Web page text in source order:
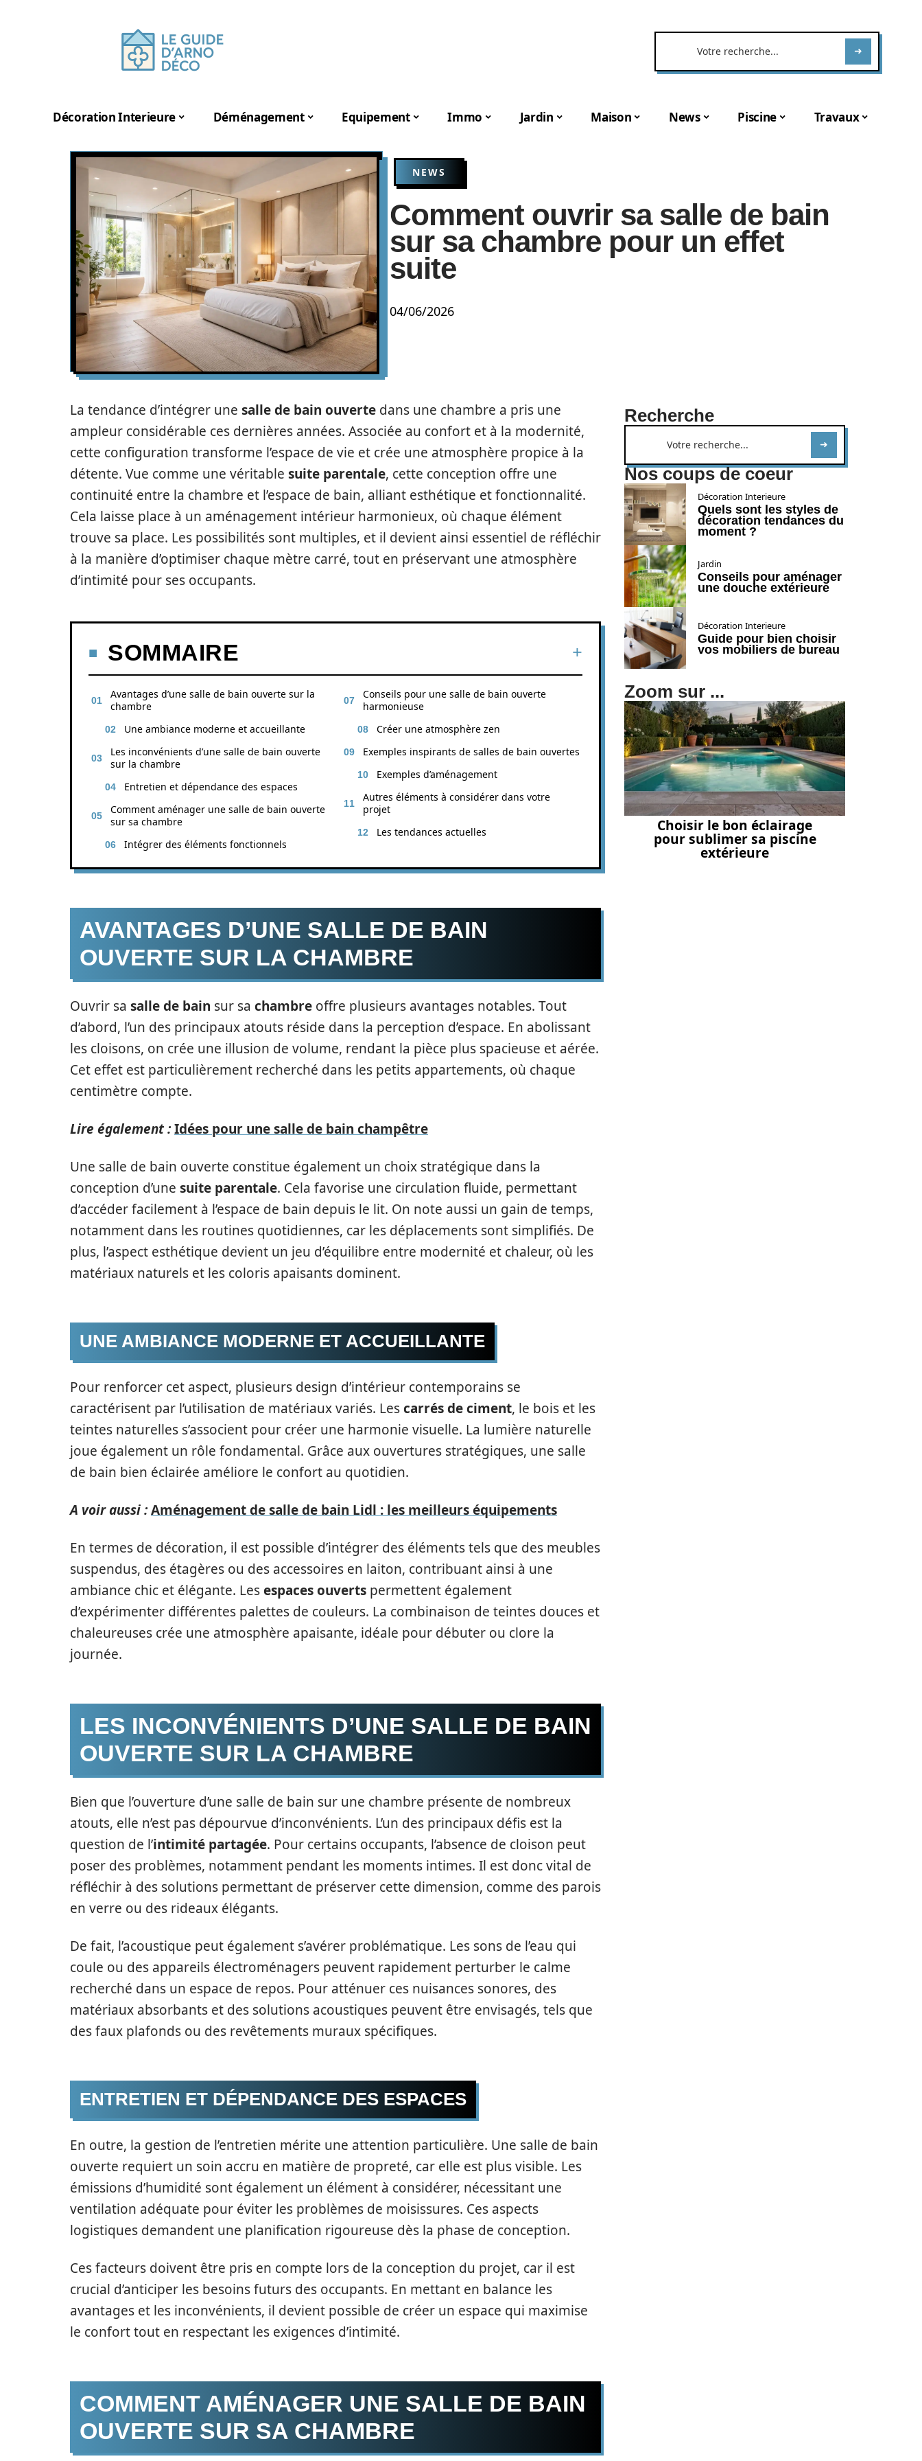
Décoration Interieure Déménagement Equipement Immo Jardin Maison News Piscine Travaux
NEWS
Comment ouvrir sa salle de bain
sur sa chambre pour un effet
suite
04/06/2026
La tendance d’intégrer une salle de bain ouverte dans une chambre a pris une
ampleur considérable ces dernières années. Associée au confort et à la modernité,
cette configuration transforme l’espace de vie et crée une atmosphère propice à la
détente. Vue comme une véritable suite parentale, cette conception offre une
continuité entre la chambre et l’espace de bain, alliant esthétique et fonctionnalité.
Cela laisse place à un aménagement intérieur harmonieux, où chaque élément
trouve sa place. Les possibilités sont multiples, et il devient ainsi essentiel de réfléchir
à la manière d’optimiser chaque mètre carré, tout en préservant une atmosphère
d’intimité pour ses occupants.
SOMMAIRE
Avantages d’une salle de bain ouverte sur la
chambre
Une ambiance moderne et accueillante
Les inconvénients d’une salle de bain ouverte
sur la chambre
Entretien et dépendance des espaces
Comment aménager une salle de bain ouverte
sur sa chambre
Intégrer des éléments fonctionnels
Conseils pour une salle de bain ouverte
harmonieuse
Créer une atmosphère zen
Exemples inspirants de salles de bain ouvertes
Exemples d’aménagement
Autres éléments à considérer dans votre
projet
Les tendances actuelles
AVANTAGES D’UNE SALLE DE BAIN
OUVERTE SUR LA CHAMBRE
Ouvrir sa salle de bain sur sa chambre offre plusieurs avantages notables. Tout
d’abord, l’un des principaux atouts réside dans la perception d’espace. En abolissant
les cloisons, on crée une illusion de volume, rendant la pièce plus spacieuse et aérée.
Cet effet est particulièrement recherché dans les petits appartements, où chaque
centimètre compte.
Lire également :Idées pour une salle de bain champêtre
Une salle de bain ouverte constitue également un choix stratégique dans la
conception d’une suite parentale. Cela favorise une circulation fluide, permettant
d’accéder facilement à l’espace de bain depuis le lit. On note aussi un gain de temps,
notamment dans les routines quotidiennes, car les déplacements sont simplifiés. De
plus, l’aspect esthétique devient un jeu d’équilibre entre modernité et chaleur, où les
matériaux naturels et les coloris apaisants dominent.
UNE AMBIANCE MODERNE ET ACCUEILLANTE
Pour renforcer cet aspect, plusieurs design d’intérieur contemporains se
caractérisent par l’utilisation de matériaux variés. Lescarrés de ciment, le bois et les
teintes naturelles s’associent pour créer une harmonie visuelle. La lumière naturelle
joue également un rôle fondamental. Grâce aux ouvertures stratégiques, une salle
de bain bien éclairée améliore le confort au quotidien.
A voir aussi :Aménagement de salle de bain Lidl : les meilleurs équipements
En termes de décoration, il est possible d’intégrer des éléments tels que des meubles
suspendus, des étagères ou des accessoires en laiton, contribuant ainsi à une
ambiance chic et élégante. Lesespaces ouverts permettent également
d’expérimenter différentes palettes de couleurs. La combinaison de teintes douces et
chaleureuses crée une atmosphère apaisante, idéale pour débuter ou clore la
journée.
LES INCONVÉNIENTS D’UNE SALLE DE BAIN
OUVERTE SUR LA CHAMBRE
Bien que l’ouverture d’une salle de bain sur une chambre présente de nombreux
atouts, elle n’est pas dépourvue d’inconvénients. L’un des principaux défis est la
question de l’intimité partagée. Pour certains occupants, l’absence de cloison peut
poser des problèmes, notamment pendant les moments intimes. Il est donc vital de
réfléchir à des solutions permettant de préserver cette dimension, comme des parois
en verre ou des rideaux élégants.
De fait, l’acoustique peut également s’avérer problématique. Les sons de l’eau qui
coule ou des appareils électroménagers peuvent rapidement perturber le calme
recherché dans un espace de repos. Pour atténuer ces nuisances sonores, des
matériaux absorbants et des solutions acoustiques peuvent être envisagés, tels que
des faux plafonds ou des revêtements muraux spécifiques.
ENTRETIEN ET DÉPENDANCE DES ESPACES
En outre, la gestion de l’entretien mérite une attention particulière. Une salle de bain
ouverte requiert un soin accru en matière de propreté, car elle est plus visible. Les
émissions d’humidité sont également un élément à considérer, nécessitant une
ventilation adéquate pour éviter les problèmes de moisissures. Ces aspects
logistiques demandent une planification rigoureuse dès la phase de conception.
Ces facteurs doivent être pris en compte lors de la conception du projet, car il est
crucial d’anticiper les besoins futurs des occupants. En mettant en balance les
avantages et les inconvénients, il devient possible de créer un espace qui maximise
le confort tout en respectant les exigences d’intimité.
COMMENT AMÉNAGER UNE SALLE DE BAIN
OUVERTE SUR SA CHAMBRE
Recherche
Nos coups de coeur
Décoration Interieure
Quels sont les styles de
décoration tendances du
moment ?
Jardin
Conseils pour aménager
une douche extérieure
Décoration Interieure
Guide pour bien choisir
vos mobiliers de bureau
Zoom sur ...
Choisir le bon éclairage
pour sublimer sa piscine
extérieure